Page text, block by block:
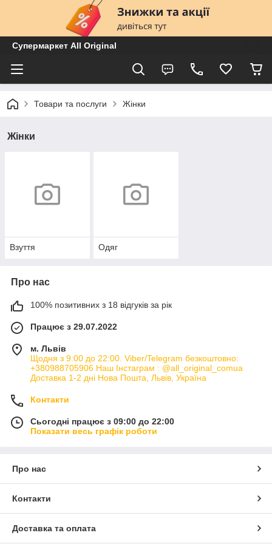
Супермаркет All Original
Товари та послуги Жінки
Жінки
Взуття Одяг
Про нас
100% позитивних з 18 відгуків за рік
Працює з 29.07.2022
м. Львів
Щодня з 9:00 до 22:00. Viber/Telegram безкоштовно:
+380988705906 Наш Інстаграм : @all_original_comua
Доставка 1-2 дні Нова Пошта, Львів, Україна
Контакти
Сьогодні працює з 09:00 до 22:00
Показати весь графік роботи
Про нас
Контакти
Доставка та оплата